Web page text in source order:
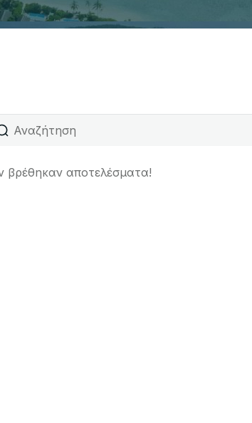
βρέθηκαν αποτελέσματα!